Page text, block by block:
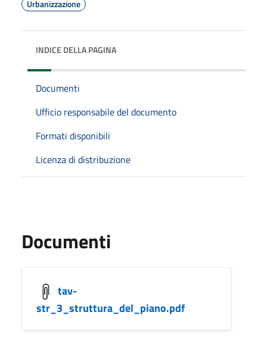
Urbanizzazione
INDICE DELLA PAGINA
Documenti
Ufficio responsabile del documento
Formati disponibili
Licenza di distribuzione
Documenti
tav-
str_3_struttura_del_piano.pdf